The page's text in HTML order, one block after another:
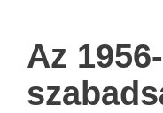
Az